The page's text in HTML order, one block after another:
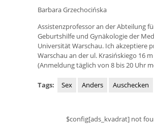
Barbara Grzechocińska
Assistenzprofessor an der Abteilung
Geburtshilfe und Gynäkologie der
Universität Warschau. Ich akzeptiere
Warschau an der ul. Krasińskiego 16
(Anmeldung täglich von 8 bis 20 Uhr
Tags: Sex Anders Auschecken
$config[ads_kvadrat] not